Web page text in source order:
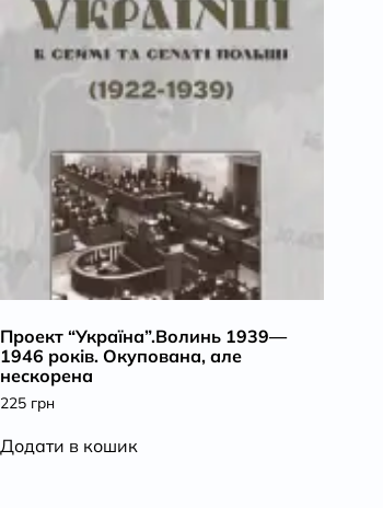
Проект “Україна”.Волинь 1939—
1946 років. Окупована, але
нескорена
225 грн
Додати в кошик